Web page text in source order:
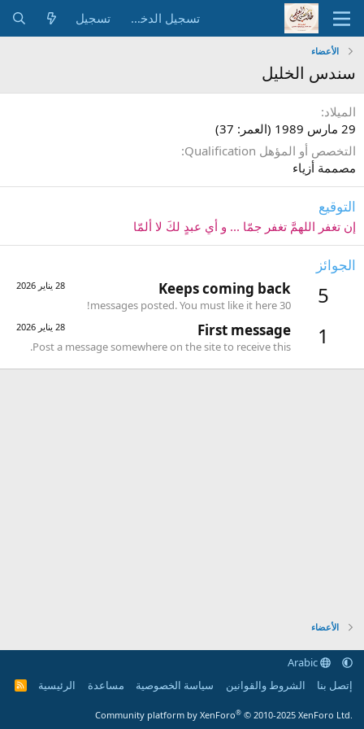
تسجيل الدخول تسجيل
الأعضاء
سندس الخليل
الميلاد
29 مارس 1989 (العمر: 37)
التخصص أو المؤهل Qualification
مصممة أزياء
التوقيع
إن تغفر اللهمَّ تغفر جمّا ... و أي عبدٍ لكَ لا ألمّا
الجوائز
5 28 يناير 2026 Keeps coming back
30 messages posted. You must like it here!
1 28 يناير 2026 First message
Post a message somewhere on the site to receive this.
الأعضاء
Arabic
إتصل بنا
الشروط والقوانين سياسة الخصوصية مساعدة الرئيسية
R
Community platform by XenForo® © 2010-2025 XenForo Ltd.